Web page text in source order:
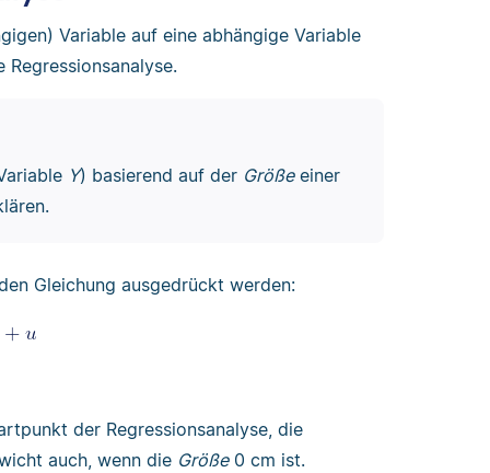
Variable auf eine abhängige Variable
Y) basierend auf der Größeeiner
Gleichung ausgedrückt werden:
der Regressionsanalyse, die
auch, wenn die Größe0 cm ist.